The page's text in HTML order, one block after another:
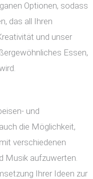
Optionen, sodass
das all Ihren
und unser
Essen,
und
die Möglichkeit,
verschiedenen
Musik aufzuwerten.
Ihrer Ideen zur